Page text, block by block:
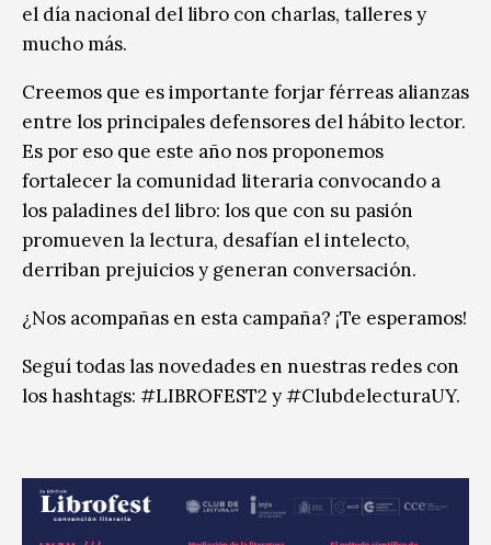
el día nacional del libro con charlas, talleres y
mucho más.
Creemos que es importante forjar férreas alianzas
entre los principales defensores del hábito lector.
Es por eso que este año nos proponemos
fortalecer la comunidad literaria convocando a
los paladines del libro: los que con su pasión
promueven la lectura, desafían el intelecto,
derriban prejuicios y generan conversación.
¿Nos acompañas en esta campaña? ¡Te esperamos!
Seguí todas las novedades en nuestras redes con
los hashtags: #LIBROFEST2 y #ClubdelecturaUY.